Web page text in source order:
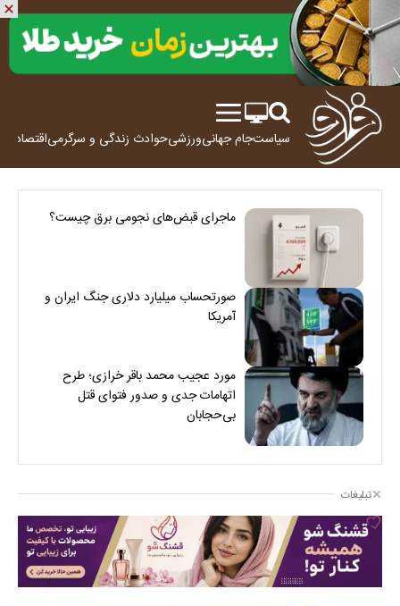
سیاستجام جهانیورزشیحوادث زندگی و سرگرمیاقتصاد
ماجرای قبض‌های نجومی برق چیست؟
صورتحساب میلیارد دلاری جنگ ایران و
آمریکا
مورد عجیب محمد باقر خرازی؛ طرح
اتهامات جدی و صدور فتوای قتل
بی‌حجابان
تبلیغات